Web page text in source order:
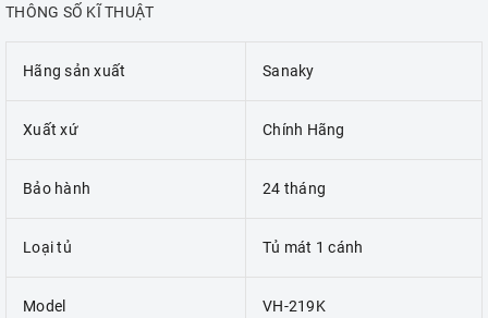
THÔNG SỐ KĨ THUẬT
Hãng sản xuất Sanaky
Xuất xứ Chính Hãng
Bảo hành 24 tháng
Loại tủ Tủ mát 1 cánh
Model VH-219K